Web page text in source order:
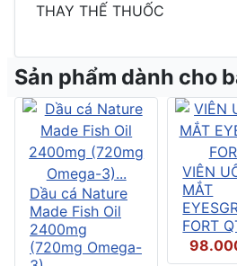
THAY THẾ THUỐC
Sản phẩm dành cho
Dầu cá Nature
Made Fish Oil
2400mg
(720mg Omega-
VIÊN
MẮT
FORT